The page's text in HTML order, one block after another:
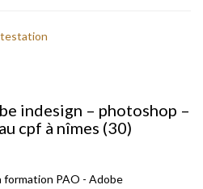
indesign – photoshop –
cpf à nîmes (30)
formation PAO - Adobe